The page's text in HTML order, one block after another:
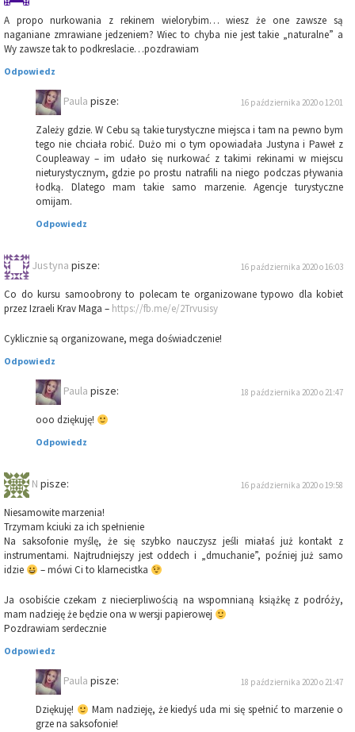
A propo nurkowania z rekinem wielorybim… wiesz że one zawsze są
naganiane zmrawiane jedzeniem? Wiec to chyba nie jest takie „naturalne” a
Wy zawsze tak to podkreslacie…pozdrawiam
Odpowiedz
Paula pisze: 16 października 2020 o 12:01
Zależy gdzie. W Cebu są takie turystyczne miejsca i tam na pewno bym
tego nie chciała robić. Dużo mi o tym opowiadała Justyna i Paweł z
Coupleaway – im udało się nurkować z takimi rekinami w miejscu
nieturystycznym, gdzie po prostu natrafili na niego podczas pływania
łodką. Dlatego mam takie samo marzenie. Agencje turystyczne
omijam.
Odpowiedz
Justyna pisze: 16 października 2020 o 16:03
Co do kursu samoobrony to polecam te organizowane typowo dla kobiet
przez Izraeli Krav Maga – https://fb.me/e/2Trvusisy
Cyklicznie są organizowane, mega doświadczenie!
Odpowiedz
Paula pisze: 18 października 2020 o 21:47
ooo dziękuję!
Odpowiedz
N pisze: 16 października 2020 o 19:58
Niesamowite marzenia!
Trzymam kciuki za ich spełnienie
Na saksofonie myślę, że się szybko nauczysz jeśli miałaś już kontakt z
instrumentami. Najtrudniejszy jest oddech i „dmuchanie”, poźniej już samo
idzie
– mówi Ci to klarnecistka
Ja osobiście czekam z niecierpliwością na wspomnianą książkę z podróży,
mam nadzieję że będzie ona w wersji papierowej
Pozdrawiam serdecznie
Odpowiedz
Paula pisze: 18 października 2020 o 21:47
Dziękuję!
Mam nadzieję, że kiedyś uda mi się spełnić to marzenie o
grze na saksofonie!